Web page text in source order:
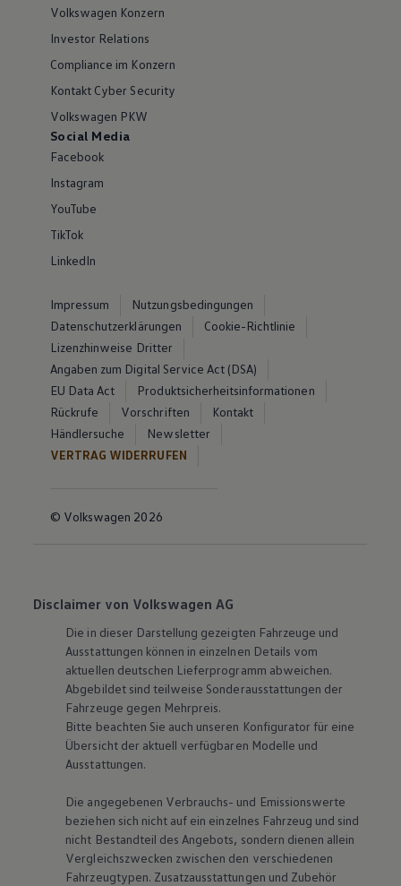
Volkswagen Konzern
Investor Relations
Compliance im Konzern
Kontakt Cyber Security
Volkswagen PKW
Social Media
Facebook
Instagram
YouTube
TikTok
LinkedIn
Impressum
Nutzungsbedingungen
Datenschutzerklärungen
Cookie-Richtlinie
Lizenzhinweise Dritter
Angaben zum Digital Service Act (DSA)
EU Data Act
Produktsicherheitsinformationen
Rückrufe
Vorschriften
Kontakt
Händlersuche
Newsletter
VERTRAG WIDERRUFEN
© Volkswagen 2026
Disclaimer von Volkswagen AG
Die in dieser Darstellung gezeigten Fahrzeuge und
Ausstattungen können in einzelnen Details vom
aktuellen deutschen Lieferprogramm abweichen.
Abgebildet sind teilweise Sonderausstattungen der
Fahrzeuge gegen Mehrpreis.
Bitte beachten Sie auch unseren Konfigurator für eine
Übersicht der aktuell verfügbaren Modelle und
Ausstattungen.
Die angegebenen Verbrauchs- und Emissionswerte
beziehen sich nicht auf ein einzelnes Fahrzeug und sind
nicht Bestandteil des Angebots, sondern dienen allein
Vergleichszwecken zwischen den verschiedenen
Fahrzeugtypen. Zusatzausstattungen und Zubehör